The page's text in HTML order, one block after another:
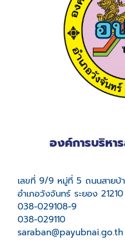
องค์การบริหา
เลขที่ 9/9 หมู่ที่ 5 ถนนสายบ้
อำเภอวังจันทร์ ระยอง 21210
038-029108-9
038-029110
saraban@payubnai.go.th